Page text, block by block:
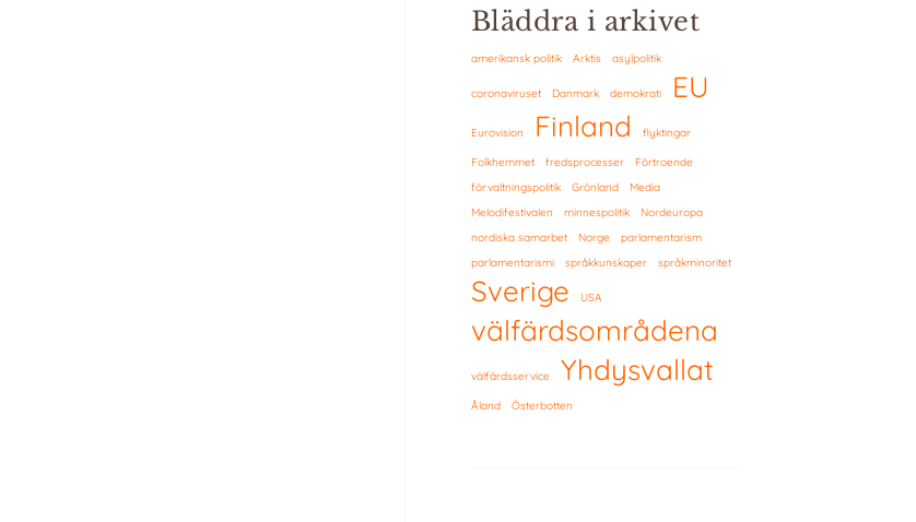
Bläddra i arkivet
amerikansk politik Arktis asylpolitik
coronaviruset Danmark demokrati EU
Eurovision Finland flyktingar
Folkhemmet fredsprocesser
Förtroende
förvaltningspolitik
Grönland
Media
Melodifestivalen
minnespolitik
Nordeuropa
nordiska samarbet
Norge
parlamentarism
parlamentarismi
språkkunskaper språkminoritet
Sverige USA
välfärdsområdena
välfärdsservice Yhdysvallat
Åland Österbotten